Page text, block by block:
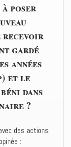
poser
recevoir
gardé
années
et le
dans
?
des actions
: